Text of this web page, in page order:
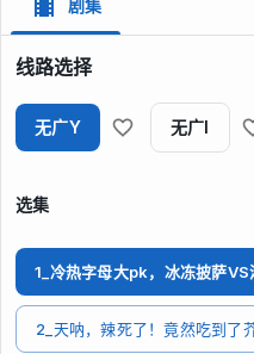
剧集
线路选择
无广Y 无广I
选集
1_冷热字母大pk，冰冻披萨VS
2_天呐，辣死了！竟然吃到了芥